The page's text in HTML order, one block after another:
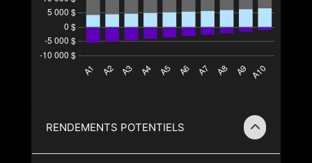
RENDEMENTS POTENTIELS